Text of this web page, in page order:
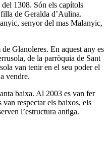
1308. Són els capítols
de Geralda d’Aulina.
senyor del mas Malanyic,
Glanoleres. En aquest any es
de la parròquia de Sant
van tenir en el seu poder el
vendre.
baixa. Al 2003 es van fer
van respectar els baixos, els
l’estructura antiga.